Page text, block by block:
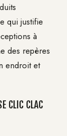
qui justifie
à
des repères
endroit et
CLIC CLAC